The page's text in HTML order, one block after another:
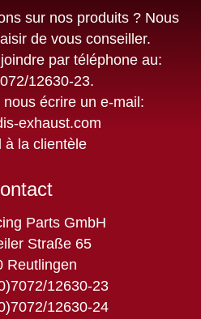
sur nos produits ? Nous
de vous conseiller.
par téléphone au:
12630-23.
écrire un e-mail:
exhaust.com
à la clientèle
Parts GmbH
Straße 65
Reutlingen
12630-23
12630-24